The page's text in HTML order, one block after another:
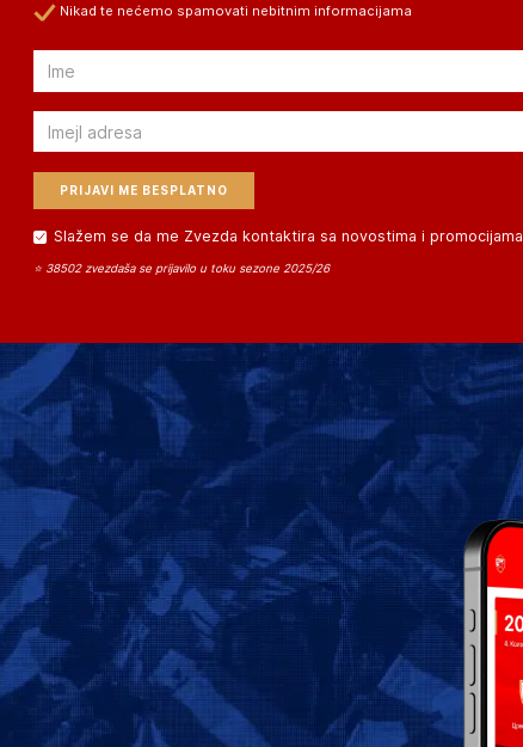
Nikad te nećemo spamovati nebitnim informacijama
Email
Email
Slažem se da me Zvezda kontaktira sa novostima i promocijama
⭐ 38502 zvezdaša se prijavilo u toku sezone 2025/26